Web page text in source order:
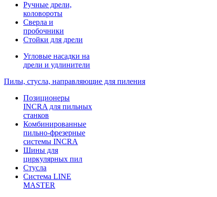
Ручные дрели,
коловороты
Сверла и
пробочники
Стойки для дрели
Угловые насадки на
дрели и удлинители
Пилы, стусла, направляющие для пиления
Позиционеры
INCRA для пильных
станков
Комбинированные
пильно-фрезерные
системы INCRA
Шины для
циркулярных пил
Стусла
Система LINE
MASTER